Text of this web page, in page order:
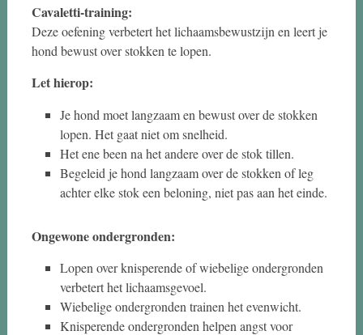
Cavaletti-training:
Deze oefening verbetert het lichaamsbewustzijn en leert je
hond bewust over stokken te lopen.
Let hierop:
Je hond moet langzaam en bewust over de stokken
lopen. Het gaat niet om snelheid.
Het ene been na het andere over de stok tillen.
Begeleid je hond langzaam over de stokken of leg
achter elke stok een beloning, niet pas aan het einde.
Ongewone ondergronden:
Lopen over knisperende of wiebelige ondergronden
verbetert het lichaamsgevoel.
Wiebelige ondergronden trainen het evenwicht.
Knisperende ondergronden helpen angst voor